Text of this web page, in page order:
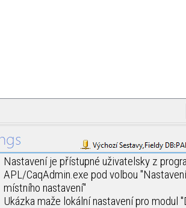
Nastavení je přístupné uživatelsky z
APL/CaqAdmin.exe pod volbou
místního nastavení"
Ukázka maže lokální nastavení pro modul